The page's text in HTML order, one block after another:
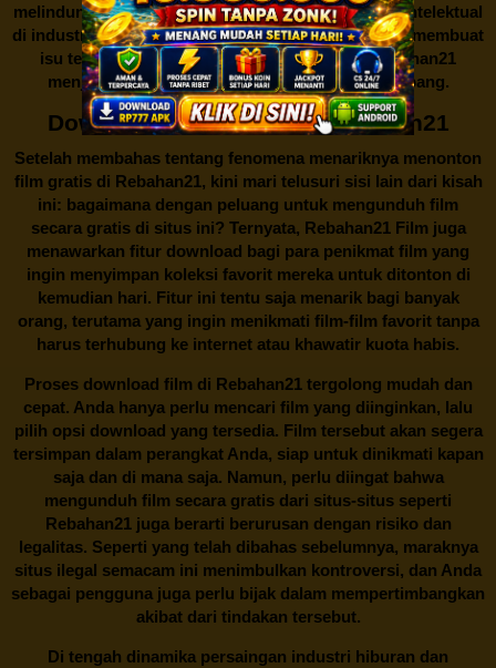
melindungi keberlangsungan bisnis dan kekayaan intelektual
di industri hiburan. Konflik kepentingan inilah yang membuat
isu tentang menonton film secara gratis diRebahan21
menjadi perbincangan seru yang terus berkembang.
Download Film Gratis di Rebahan21
Setelah membahas tentang fenomena menariknya menonton
film gratis di Rebahan21, kini mari telusuri sisi lain dari kisah
ini: bagaimana dengan peluang untuk mengunduh film
secara gratis di situs ini? Ternyata, Rebahan21 Film juga
menawarkan fitur download bagi para penikmat film yang
ingin menyimpan koleksi favorit mereka untuk ditonton di
kemudian hari. Fitur ini tentu saja menarik bagi banyak
orang, terutama yang ingin menikmati film-film favorit tanpa
harus terhubung ke internet atau khawatir kuota habis.
Proses download film di Rebahan21tergolong mudah dan
cepat. Anda hanya perlu mencari film yang diinginkan, lalu
pilih opsi download yang tersedia. Film tersebut akan segera
tersimpan dalam perangkat Anda, siap untuk dinikmati kapan
saja dan di mana saja. Namun, perlu diingat bahwa
mengunduh film secara gratis dari situs-situs seperti
Rebahan21 juga berarti berurusan dengan risiko dan
legalitas. Seperti yang telah dibahas sebelumnya, maraknya
situs ilegal semacam ini menimbulkan kontroversi, dan Anda
sebagai pengguna juga perlu bijak dalam mempertimbangkan
akibat dari tindakan tersebut.
Di tengah dinamika persaingan industri hiburan dan